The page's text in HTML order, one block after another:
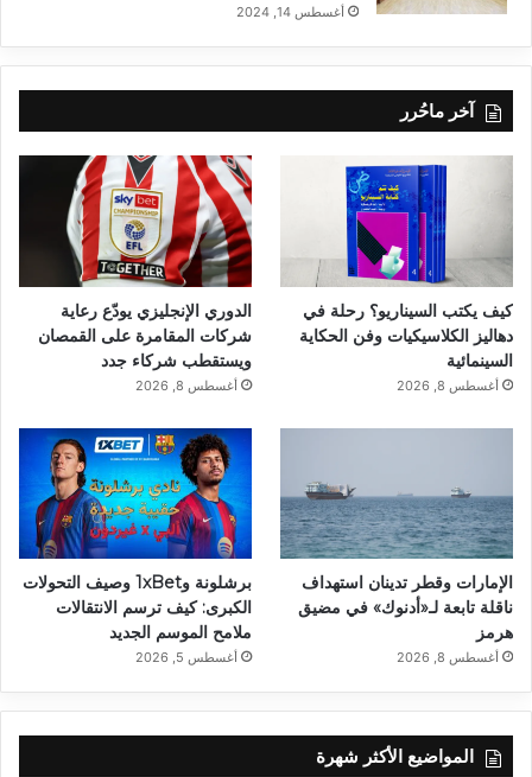
أغسطس 14, 2024
آخر ماحُرر
كيف يكتب السيناريو؟ رحلة في
دهاليز الكلاسيكيات وفن الحكاية
السينمائية
أغسطس 8, 2026
الدوري الإنجليزي يودّع رعاية
شركات المقامرة على القمصان
ويستقطب شركاء جدد
أغسطس 8, 2026
الإمارات وقطر تدينان استهداف
ناقلة تابعة لـ«أدنوك» في مضيق
هرمز
أغسطس 8, 2026
برشلونة و1xBet وصيف التحولات
الكبرى: كيف ترسم الانتقالات
ملامح الموسم الجديد
أغسطس 5, 2026
المواضيع الأكثر شهرة